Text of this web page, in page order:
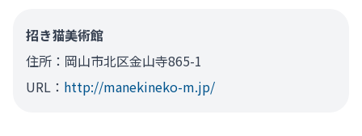
招き猫美術館
住所：岡山市北区金山寺865-1
URL： http://manekineko-m.jp/